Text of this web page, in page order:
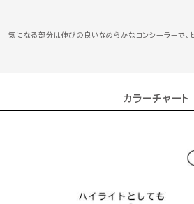
気になる部分は伸びの良いなめらかなコンシーラーで、
カラーチャート